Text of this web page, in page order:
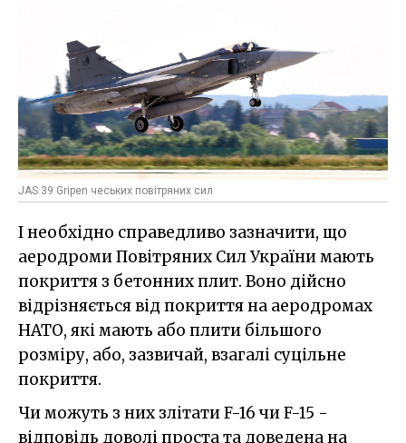
JAS 39 Gripen чеських повітряних сил
І необхідно справедливо зазначити, що
аеродроми Повітряних Сил України мають
покриття з бетонних плит. Воно дійсно
відрізняється від покриття на аеродромах
НАТО, які мають або плити більшого
розміру, або, зазвичай, взагалі суцільне
покриття.
Чи можуть з них злітати F-16 чи F-15 -
відповідь доволі проста та доведена на